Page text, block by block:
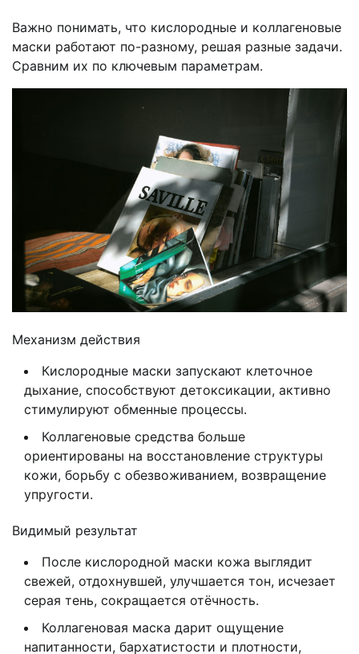
Важно понимать, что кислородные и коллагеновые
маски работают по-разному, решая разные задачи.
Сравним их по ключевым параметрам.
Механизм действия
Кислородные маски запускают клеточное
дыхание, способствуют детоксикации, активно
стимулируют обменные процессы.
Коллагеновые средства больше
ориентированы на восстановление структуры
кожи, борьбу с обезвоживанием, возвращение
упругости.
Видимый результат
После кислородной маски кожа выглядит
свежей, отдохнувшей, улучшается тон, исчезает
серая тень, сокращается отёчность.
Коллагеновая маска дарит ощущение
напитанности, бархатистости и плотности,